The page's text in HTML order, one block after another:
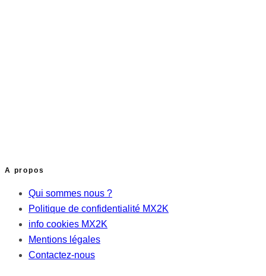
A propos
Qui sommes nous ?
Politique de confidentialité MX2K
info cookies MX2K
Mentions légales
Contactez-nous